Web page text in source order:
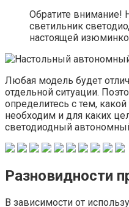
Обратите внимание!
светильник
настоящей
Любая модель будет
отдельной ситуации.
определитесь с тем,
необходим и для каких
светодиодный
Разновидности
В зависимости от